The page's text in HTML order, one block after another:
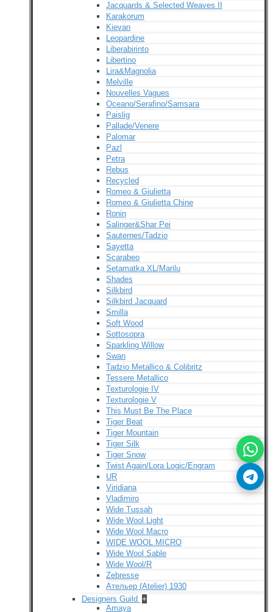
Jacquards & Selected Weaves II
Karakorum
Kievan
Leopardine
Liberabirinto
Libertino
Lira&Magnolia
Melville
Nouvelles Vagues
Oceano/Serafino/Samsara
Paislig
Pallade/Venere
Palomar
Pazl
Petra
Rebus
Recycled
Romeo & Giulietta
Romeo & Giulietta Chine
Ronin
Salinger&Shar Pei
Sauternes/Tadzio
Sayetta
Scarabeo
Setamatka XL/Marilu
Shades
Silkbird
Silkbird Jacquard
Smilla
Soft Wood
Sottosopra
Sparkling Willow
Swan
Tadzio Metallico & Colibritz
Tessere Metallico
Texturologie IV
Texturologie V
This Must Be The Place
Tiger Beat
Tiger Mountain
Tiger Silk
Tiger Snow
Twist Again/Lora Logic/Engram
UR
Viridiana
Vladimiro
Wide Tussah
Wide Wool Light
Wide Wool Macro
WIDE WOOL MICRO
Wide Wool Sable
Wide Wool/R
Zebresse
Ательер (Atelier) 1930
Designers Guild +
Amaya